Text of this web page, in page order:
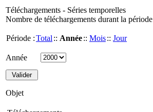
Téléchargements - Séries temporelles
Nombre de téléchargements durant la période
Période :Total :: Année:: Mois:: Jour
Année
Objet